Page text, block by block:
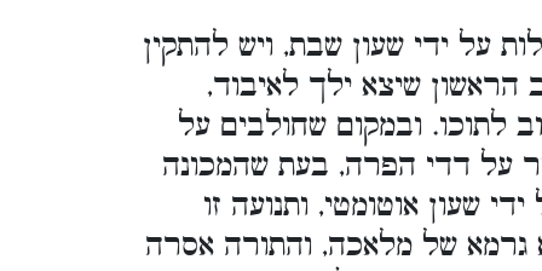
על ידי שעון שבת, ויש להתקין
שיצא ילך לאיבוד,
לתוכו. ובמקום שחולבים על
על דדי הפרה, בעת שהמכונה
שעון אוטומטי, ותנועה זו
גרמא של מלאכה, והתורה אסרה